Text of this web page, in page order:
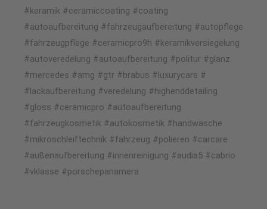
#keramik #ceramiccoating #coating
#autoaufbereitung #fahrzeugaufbereitung #autopflege
#fahrzeugpflege #ceramicpro9h #keramikversiegelung
#autoveredelung #autoaufbereitung #politur #glanz
#mercedes #amg #gtr #brabus #luxurycars #
#lackaufbereitung #veredelung #highenddetailing
#gloss #ceramicpro #autoaufbereitung
#fahrzeugkosmetik #autokosmetik #handwäsche
#mikroschleiftechnik #fahrzeug #polieren #carcare
#außenaufbereitung #innenreinigung #audia5 #cabrio
#vklasse #porschepanamera